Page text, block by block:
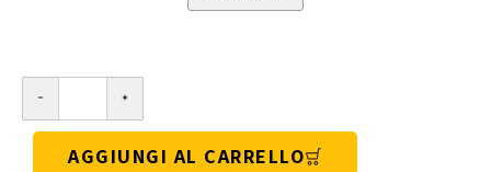
AGGIUNGI AL CARRELLO